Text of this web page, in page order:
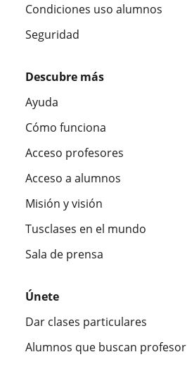
Condiciones uso alumnos
Seguridad
Descubre más
Ayuda
Cómo funciona
Acceso profesores
Acceso a alumnos
Misión y visión
Tusclases en el mundo
Sala de prensa
Únete
Dar clases particulares
Alumnos que buscan profesor